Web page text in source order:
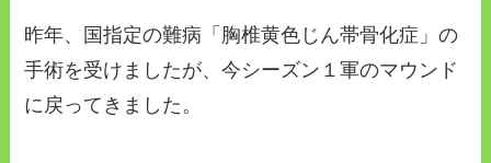
昨年、国指定の難病「胸椎黄色じん帯骨化症」の
手術を受けましたが、今シーズン１軍のマウンド
に戻ってきました。